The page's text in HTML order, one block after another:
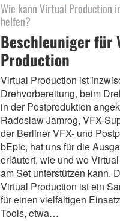
Wie kann Virtual Production
helfen?
Beschleuniger für
Production
Virtual Production ist
Drehvorbereitung, beim
in der Postproduktion
Radoslaw Jamrog, VFX-
der Berliner VFX- und
bEpic, hat uns für die
erläutert, wie und wo
am Set unterstützen kann.
Virtual Production ist ein
für einen vielfältigen
Tools, etwa…